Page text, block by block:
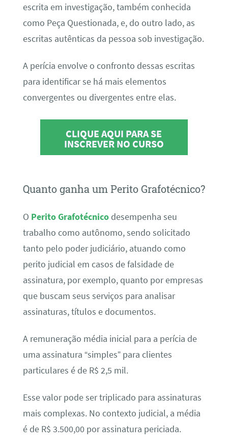
escrita em investigação, também conhecida
como Peça Questionada, e, do outro lado, as
escritas autênticas da pessoa sob investigação.
A perícia envolve o confronto dessas escritas
para identificar se há mais elementos
convergentes ou divergentes entre elas.
CLIQUE AQUI PARA SE
INSCREVER NO CURSO
Quanto ganha um Perito Grafotécnico?
O Perito Grafotécnicodesempenha seu
trabalho como autônomo, sendo solicitado
tanto pelo poder judiciário, atuando como
perito judicial em casos de falsidade de
assinatura, por exemplo, quanto por empresas
que buscam seus serviços para analisar
assinaturas, títulos e documentos.
A remuneração média inicial para a perícia de
uma assinatura “simples” para clientes
particulares é de R$ 2,5 mil.
Esse valor pode ser triplicado para assinaturas
mais complexas. No contexto judicial, a média
é de R$ 3.500,00 por assinatura periciada.